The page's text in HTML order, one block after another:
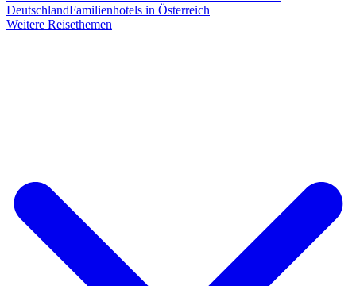
DeutschlandFamilienhotels in Österreich
Weitere Reisethemen